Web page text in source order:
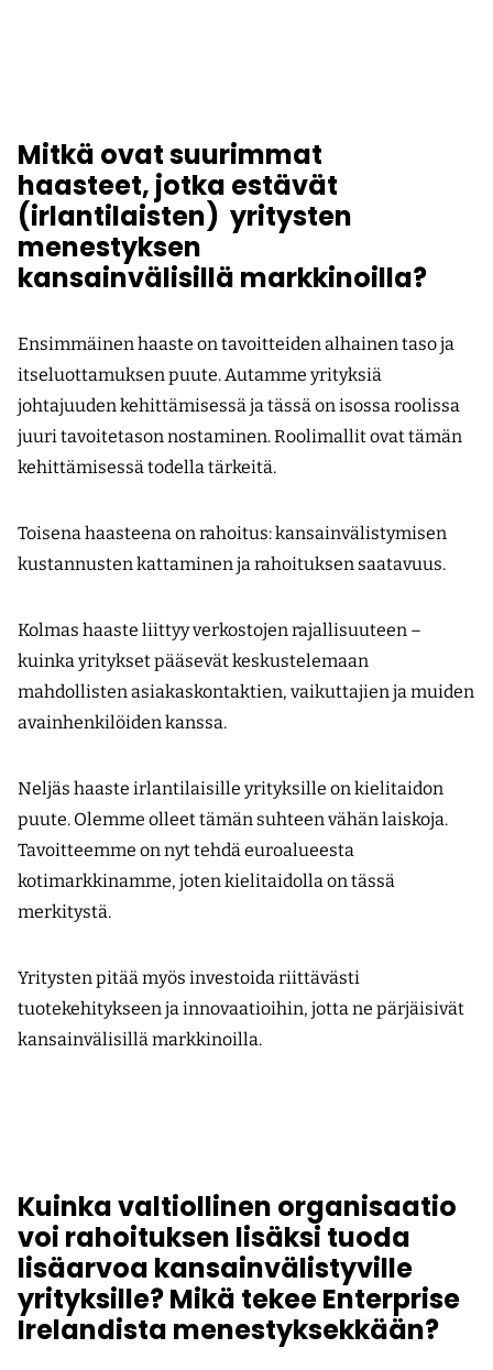
Mitkä ovat suurimmat
haasteet, jotka estävät
(irlantilaisten) yritysten
menestyksen
kansainvälisillä markkinoilla?
Ensimmäinen haaste on tavoitteiden alhainen taso ja
itseluottamuksen puute. Au­­tamme yrityksiä
johtajuuden kehittä­misessä ja tässä on isossa roolissa
juuri tavoitetason nostaminen. Roolimallit ovat tämän
kehittämisessä todella tärkeitä.
Toisena haasteena on rahoitus: kansainvälistymisen
kustannusten kattaminen ja rahoituksen saatavuus.
Kolmas haaste liittyy verkostojen rajallisuuteen –
kuinka yritykset pääsevät keskustelemaan
mahdollisten asiakaskontaktien, vaikuttajien ja muiden
avainhenkilöiden kanssa.
Neljäs haaste irlantilaisille yrityksille on kielitaidon
puute. Olemme olleet tämän suhteen vähän laiskoja.
Tavoitteemme on nyt tehdä euroalueesta
kotimarkkinamme, joten kielitaidolla on tässä
merkitystä.
Yritysten pitää myös investoida riittävästi
tuotekehitykseen ja innovaatioihin, jotta ne pärjäisivät
kansainvälisillä markkinoilla.
Kuinka valtiollinen organisaatio
voi rahoituksen lisäksi tuoda
lisäarvoa kansainvälistyville
yrityksille? Mikä tekee Enterprise
Irelandista menestyksekkään?